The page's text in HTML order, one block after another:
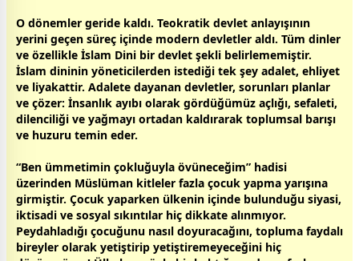
O dönemler geride kaldı. Teokratik devlet anlayışının
yerini geçen süreç içinde modern devletler aldı. Tüm dinler
ve özellikle İslam Dini bir devlet şekli belirlememiştir.
İslam dininin yöneticilerden istediği tek şey adalet, ehliyet
ve liyakattir. Adalete dayanan devletler, sorunları planlar
ve çözer: İnsanlık ayıbı olarak gördüğümüz açlığı, sefaleti,
dilenciliği ve yağmayı ortadan kaldırarak toplumsal barışı
ve huzuru temin eder.
“Ben ümmetimin çokluğuyla övüneceğim” hadisi
üzerinden Müslüman kitleler fazla çocuk yapma yarışına
girmiştir. Çocuk yaparken ülkenin içinde bulunduğu siyasi,
iktisadi ve sosyal sıkıntılar hiç dikkate alınmıyor.
Peydahladığı çocuğunu nasıl doyuracağını, topluma faydalı
bireyler olarak yetiştirip yetiştiremeyeceğini hiç